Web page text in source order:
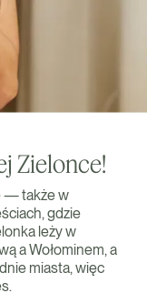
Zielonce!
— także w
gdzie
leży w
a Wołominem, a
miasta, więc